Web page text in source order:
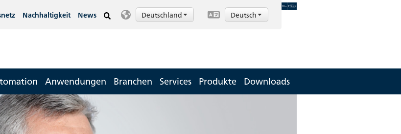
Nachhaltigkeit News Deutschland Deutsch
Anwendungen Branchen Services Produkte Downloads